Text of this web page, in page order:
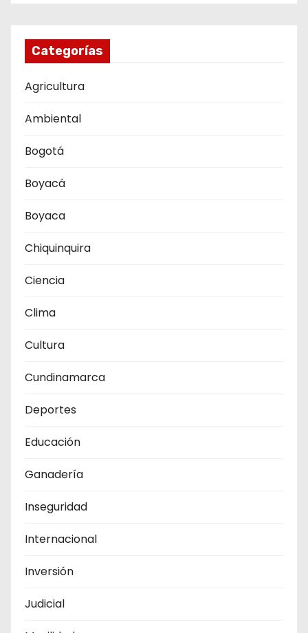
Categorías
Agricultura
Ambiental
Bogotá
Boyacá
Boyaca
Chiquinquira
Ciencia
Clima
Cultura
Cundinamarca
Deportes
Educación
Ganadería
Inseguridad
Internacional
Inversión
Judicial